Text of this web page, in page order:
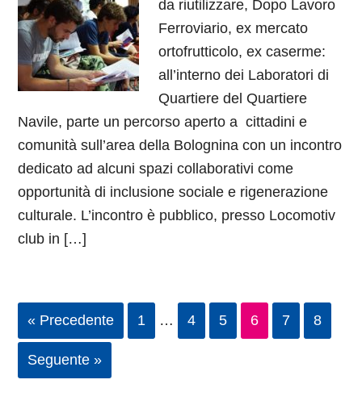
da riutilizzare, Dopo Lavoro
Ferroviario, ex mercato
ortofrutticolo, ex caserme:
all’interno dei Laboratori di
Quartiere del Quartiere
Navile, parte un percorso aperto a cittadini e
comunità sull’area della Bolognina con un incontro
dedicato ad alcuni spazi collaborativi come
opportunità di inclusione sociale e rigenerazione
culturale. L’incontro è pubblico, presso Locomotiv
club in […]
« Precedente 1 … 4 5 6 7 8
Seguente »